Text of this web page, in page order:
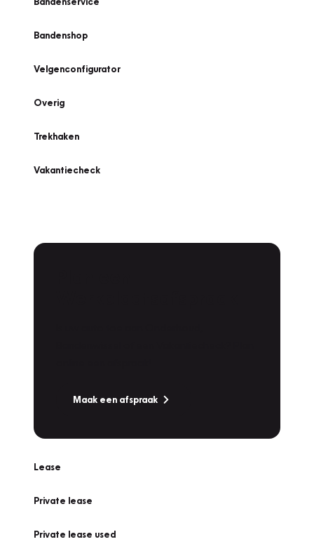
Bandenshop
Velgenconfigurator
Overig
Trekhaken
Vakantiecheck
Maak een afspraak
Lease
Private lease
Private lease used